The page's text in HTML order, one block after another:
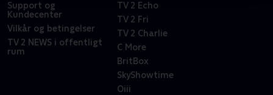
Support og
Kundecenter
Vilkår og betingelser
TV 2 NEWS i offentligt
rum
TV 2 Echo
TV 2 Fri
TV 2 Charlie
C More
BritBox
SkyShowtime
Oiii